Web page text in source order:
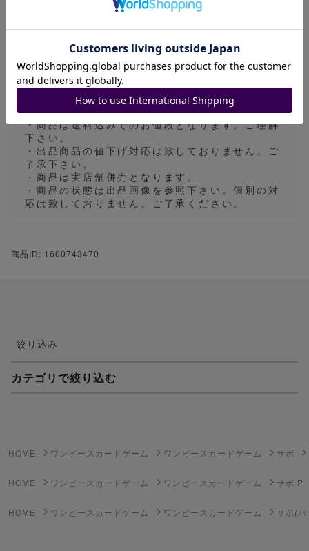
※ご注意下さい
・商品はゆうパケットによる発送とさせていただ
きます。
・郵送事故等による紛失の際の金銭的補償等はご
ざいません。ご了承下さい。
・商品は送料込みでのお値段となります。ご理解
下さい。
・出品商品の値下げ対応は致しておりません。ご
了承下さい。
・商品は実店舗併売となります。
・商品の状態は出品画像を参照下さい。個別の対
応は致しておりません。ご了承ください。
商品ID: 1600743470
絞り込み
カテゴリで絞り込む
HOME ワンピースカードゲーム ワンピースカードゲーム サボ
HOME ワンピースカードゲーム ワンピースカードゲーム サボ P
HOME ワンピースカードゲーム ワンピースカードゲーム サボ(